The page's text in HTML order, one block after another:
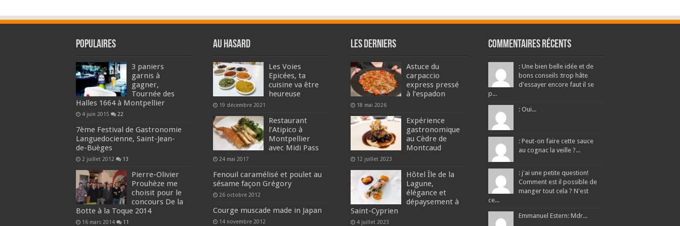
Populaires
3 paniers
garnis à
gagner,
Tournée des
Halles 1664 à Montpellier
4 juin 2015 22
7ème Festival de Gastronomie
Languedocienne, Saint-Jean-
de-Buèges
2 juillet 2012 13
Pierre-Olivier
Prouhèze me
choisit pour le
concours De la
Botte à la Toque 2014
16 mars 2014 11
Au hasard
Les Voies
Epicées, ta
cuisine va être
heureuse
19 décembre 2021
Restaurant
l’Atipico à
Montpellier
avec Midi Pass
24 mai 2017
Fenouil caramélisé et poulet au
sésame façon Grégory
26 octobre 2012
Courge muscade made in Japan
14 novembre 2012
Les derniers
Astuce du
carpaccio
express pressé
à l’espadon
18 mai 2026
Expérience
gastronomique
au Cèdre de
Montcaud
12 juillet 2023
Hôtel Île de la
Lagune,
élégance et
dépaysement à
Saint-Cyprien
4 juillet 2023
Commentaires récents
: Une bien belle idée et de
bons conseils :trop hâte
d'essayer encore faut il se
p...
: Oui...
: Peut-on faire cette sauce
au cognac la veille ?...
: j'ai une petite question!
Comment est il possible de
manger tout cela ? N'est
ce...
Emmanuel Estern: Mdr...